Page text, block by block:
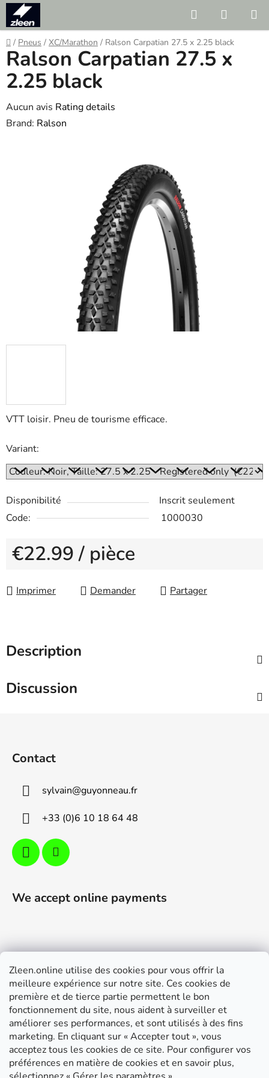
Zleen.online utilise des cookies pour vous offrir la
meilleure expérience sur notre site. Ces cookies de
première et de tierce partie permettent le bon
fonctionnement du site, nous aident à surveiller et
améliorer ses performances, et sont utilisés à des fins
marketing. En cliquant sur « Accepter tout », vous
acceptez tous les cookies de ce site. Pour configurer vos
préférences en matière de cookies et en savoir plus,
Skip
content
Search
CART
Home
/ Pneus / XC/Marathon / Ralson Carpatian 27.5 x 2.25 black
VTT loisir. Pneu de tourisme efficace.
Variant:
Disponibilité
Inscrit seulement
Code:
1000030
€22.99/ pièce
Imprimer
Demander Partager
Ralson Carpatian 27.5 x
2.25 black
The
average
Aucun avis Rating details
Brand: Ralson
Description
Discussion
Contact
sylvain@guyonneau.fr
+33 (0)6 10 18 64 48
We accept online payments
Support
Modalités de livraison et paiement
Conditions générales de ventes
RGPD
Instructions de montage